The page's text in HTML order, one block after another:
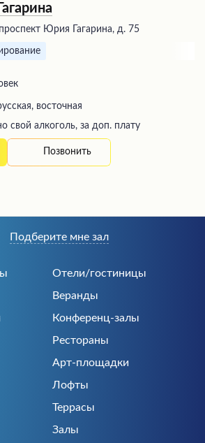
Юрия Гагарина, д. 75
восточная
свой алкоголь, за доп. плату
Позвонить
Отели/гостиницы
Веранды
Конференц-залы
Рестораны
Арт-площадки
Лофты
Террасы
Залы
Подберите мне зал